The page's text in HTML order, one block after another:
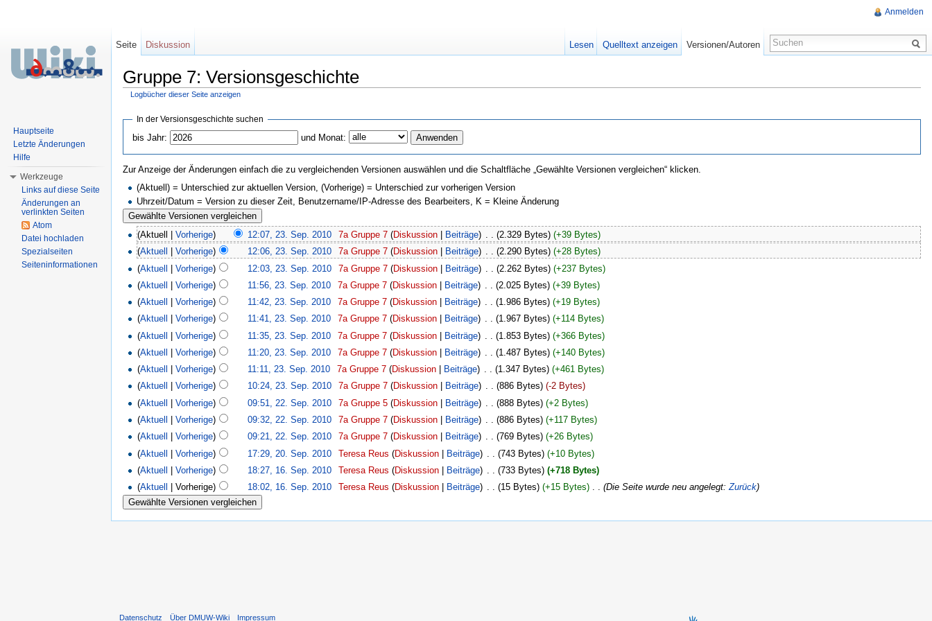
Gruppe 7: Versionsgeschichte
Logbücher dieser Seite anzeigen
In der Versionsgeschichte suchen
bis Jahr: und Monat:
Zur Anzeige der Änderungen einfach die zu vergleichenden Versionen auswählen und die Schaltfläche „Gewählte Versionen vergleichen“ klicken.
(Aktuell) = Unterschied zur aktuellen Version, (Vorherige) = Unterschied zur vorherigen Version
Uhrzeit/Datum = Version zu dieser Zeit, Benutzername/IP-Adresse des Bearbeiters, K = Kleine Änderung
(Aktuell |Vorherige) 12:07, 23. Sep. 2010 7a Gruppe 7 (Diskussion| Beiträge) . . (2.329 Bytes) (+39 Bytes)
(Aktuell |Vorherige) 12:06, 23. Sep. 2010 7a Gruppe 7 (Diskussion| Beiträge) . . (2.290 Bytes) (+28 Bytes)
(Aktuell |Vorherige) 12:03, 23. Sep. 2010 7a Gruppe 7 (Diskussion| Beiträge) (2.262 Bytes) (+237 Bytes)
(Aktuell |Vorherige) 11:56, 23. Sep. 2010 7a Gruppe 7 (Diskussion| Beiträge) (2.025 Bytes) (+39 Bytes)
(Aktuell |Vorherige) 11:42, 23. Sep. 2010 7a Gruppe 7 (Diskussion| Beiträge) . . (1.986 Bytes) (+19 Bytes)
(Aktuell |Vorherige) 11:41, 23. Sep. 2010 7a Gruppe 7 (Diskussion| Beiträge) . . (1.967 Bytes) (+114 Bytes)
(Aktuell |Vorherige) 11:35, 23. Sep. 2010 7a Gruppe 7 (Diskussion| Beiträge) (1.853 Bytes) (+366 Bytes)
(Aktuell |Vorherige) 11:20, 23. Sep. 2010 7a Gruppe 7 (Diskussion| Beiträge) (1.487 Bytes) (+140 Bytes)
(Aktuell |Vorherige) 11:11, 23. Sep. 2010 7a Gruppe 7 (Diskussion| Beiträge) . . (1.347 Bytes) (+461 Bytes)
(Aktuell |Vorherige) 10:24, 23. Sep. 2010 7a Gruppe 7 (Diskussion| Beiträge) . . (886 Bytes) (-2 Bytes)
(Aktuell |Vorherige) 09:51, 22. Sep. 2010 7a Gruppe 5 (Diskussion| Beiträge) (888 Bytes) (+2 Bytes)
(Aktuell |Vorherige) 09:32, 22. Sep. 2010 7a Gruppe 7 (Diskussion| Beiträge) . . (886 Bytes) (+117 Bytes)
(Aktuell |Vorherige) 09:21, 22. Sep. 2010 7a Gruppe 7 (Diskussion| Beiträge) . . (769 Bytes) (+26 Bytes)
(Aktuell |Vorherige) 17:29, 20. Sep. 2010 Teresa Reus (Diskussion| Beiträge) (743 Bytes) (+10 Bytes)
(Aktuell |Vorherige) 18:27, 16. Sep. 2010 Teresa Reus (Diskussion| Beiträge) (733 Bytes) (+718 Bytes)
(Aktuell | Vorherige) 18:02, 16. Sep. 2010 Teresa Reus (Diskussion| Beiträge) . . (15 Bytes) (+15 Bytes) . . (Die Seite wurde neu angelegt:Zurück)
Anmelden
Seite Diskussion Lesen Quelltext anzeigen Versionen/Autoren
Hauptseite
Letzte Änderungen
Hilfe
Werkzeuge
Links auf diese Seite
Änderungen an
verlinkten Seiten
Atom
Datei hochladen
Spezialseiten
Seiteninformationen
Datenschutz Über DMUW-Wiki Impressum